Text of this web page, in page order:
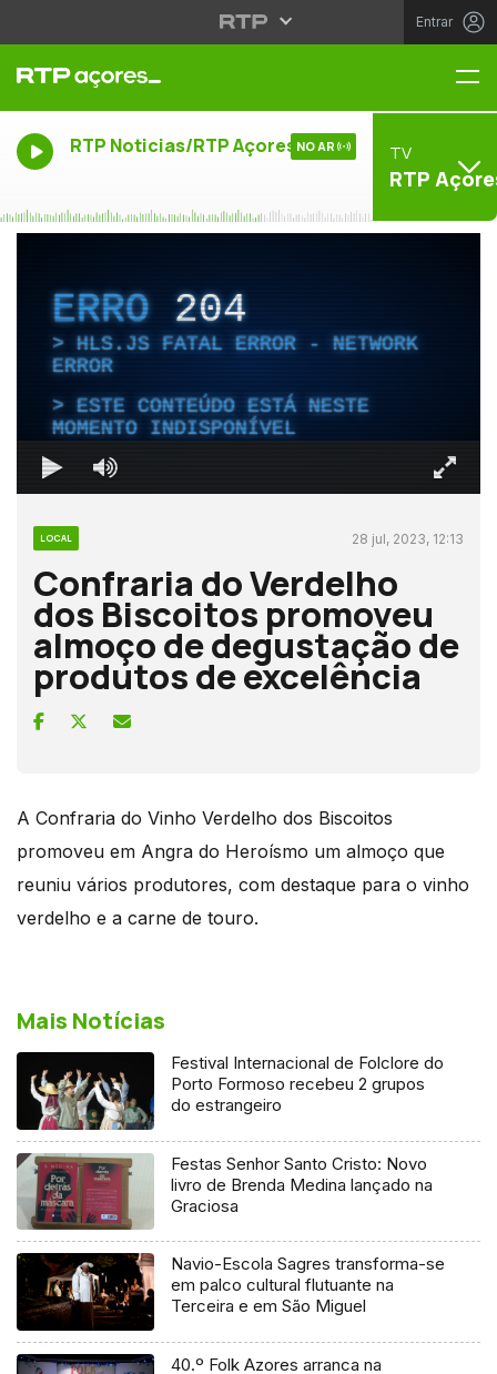
Entrar
RTP Noticias/RTP Açores NO AR TV
RTP
ERRO204
HLS.JS FATAL ERROR - NETWORK
ERROR
ESTE CONTEÚDO ESTÁ NESTE
MOMENTO INDISPONÍVEL
LOCAL 28 jul, 2023, 12:13
Confraria do Verdelho
dos Biscoitos promoveu
almoço de degustação de
produtos de excelência
A Confraria do Vinho Verdelho dos Biscoitos
promoveu em Angra do Heroísmo um almoço que
reuniu vários produtores, com destaque para o vinho
verdelho e a carne de touro.
Mais Notícias
Festival Internacional de Folclore do
Porto Formoso recebeu 2 grupos
do estrangeiro
Festas Senhor Santo Cristo: Novo
livro de Brenda Medina lançado na
Graciosa
Navio-Escola Sagres transforma-se
em palco cultural flutuante na
Terceira e em São Miguel
40.º Folk Azores arranca na